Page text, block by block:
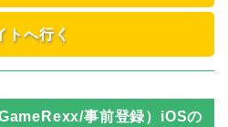
トへ行く
事前登録）iOSの